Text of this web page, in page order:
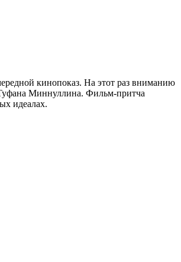
кинопоказ. На этот раз вниманию
Миннуллина. Фильм-притча
идеалах.